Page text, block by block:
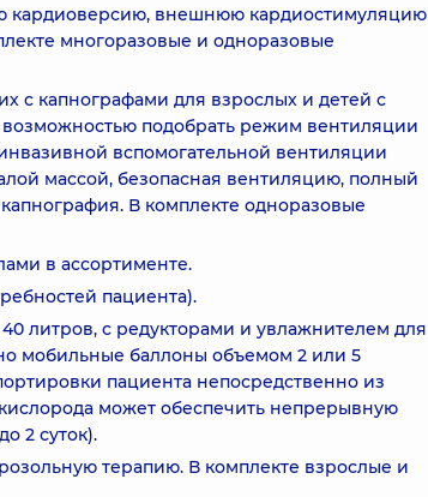
кардиоверсию, внешнюю кардиостимуляцию
многоразовые и одноразовые
с капнографами для взрослых и детей с
подобрать режим вентиляции
вспомогательной вентиляции
массой, безопасная вентиляцию, полный
В комплекте одноразовые
в ассортименте.
пациента).
литров, с редукторами и увлажнителем для
мобильные баллоны объемом 2 или 5
пациента непосредственно из
может обеспечить непрерывную
2 суток).
терапию. В комплекте взрослые и